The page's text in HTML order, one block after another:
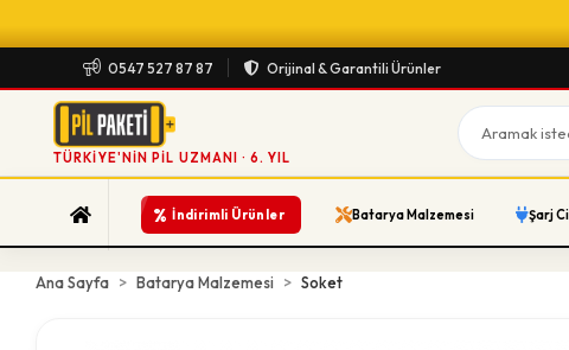
0547 527 87 87 Orijinal & Garantili Ürünler
TÜRKIYE'NIN PIL UZMANI · 6. YIL
% İndirimli Ürünler Batarya Malzemesi Şarj
Ana Sayfa Batarya Malzemesi Soket